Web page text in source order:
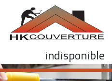
indisponible